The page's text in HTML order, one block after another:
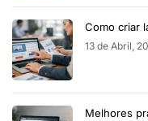
Como criar
13 de Abril,
Melhores